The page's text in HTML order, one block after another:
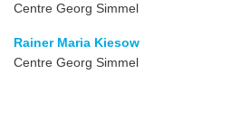
Centre Georg Simmel
Rainer Maria Kiesow
Centre Georg Simmel